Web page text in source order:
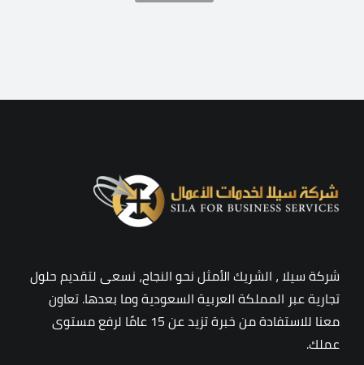
شركة سيلا ، الشريك الأمثل نحو النجاح، نسعى لتقديم حلول
تجارية عبر المملكة العربية السعودية وما بعدها. تعاون
معنا للاستفادة من خبرة تزيد عن 15 عامًا لرفع مستوى
عملك.